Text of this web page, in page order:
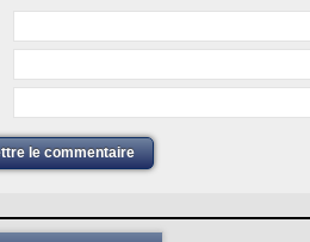
le commentaire